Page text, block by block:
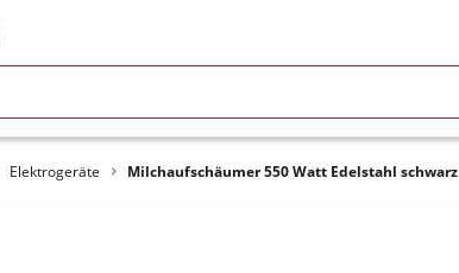
Elektrogeräte Milchaufschäumer 550 Watt Edelstahl schwarz